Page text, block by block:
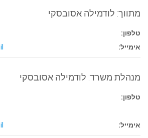
מתווך: לודמילה אסובסקי
טלפון:
אימייל:
מנהלת משרד: לודמילה אסובסקי
טלפון:
אימייל: